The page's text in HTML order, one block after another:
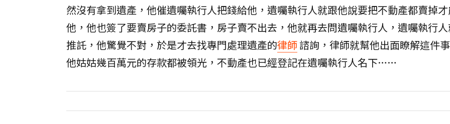
然沒有拿到遺產，他催遺囑執行人把錢給他，遺囑執行人就跟他說要把不動產都賣掉
他，他也簽了要賣房子的委託書，房子賣不出去，他就再去問遺囑執行人，遺囑執行
推託，他驚覺不對，於是才去找專門處理遺產的律師諮詢，律師就幫他出面瞭解這件
他姑姑幾百萬元的存款都被領光，不動產也已經登記在遺囑執行人名下……